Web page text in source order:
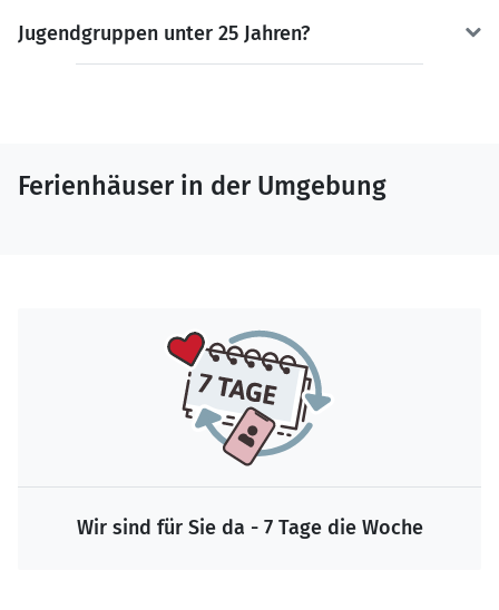
Jugendgruppen unter 25 Jahren?
Ferienhäuser in der Umgebung
Wir sind für Sie da - 7 Tage die Woche